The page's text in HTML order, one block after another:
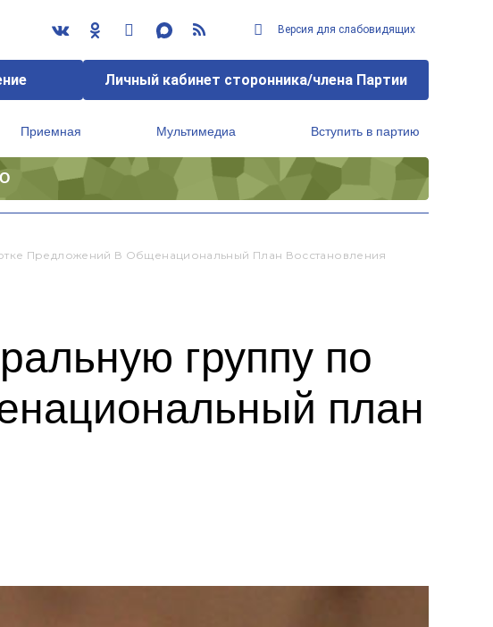
Версия для слабовидящих
Личный кабинет сторонника/члена Партии
Приемная Мультимедиа Вступить в партию
Предложений В Общенациональный План Восстановления
группу по
план